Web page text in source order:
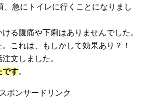
、急にトイレに行くことになりまし
る腹痛や下痢はありませんでした。
これは、もしかして効果あり？！
文しました。
です。
スポンサードリンク